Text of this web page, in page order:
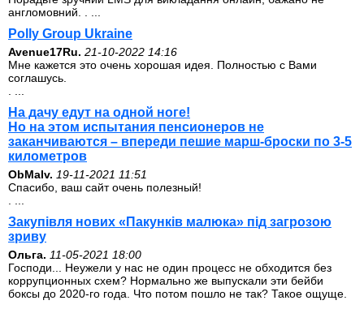
англомовний. . ...
Polly Group Ukraine
Avenue17Ru. 21-10-2022 14:16
Мне кажется это очень хорошая идея. Полностью с Вами
соглашусь.
На дачу едут на одной ноге!
Но на этом испытания пенсионеров не
заканчиваются – впереди пешие марш-броски по 3-5
километров
ОbMalv. 19-11-2021 11:51
Спасибо, ваш сайт очень полезный!
Закупівля нових «Пакунків малюка» під загрозою
зриву
Ольга. 11-05-2021 18:00
Господи... Неужели у нас не один процесс не обходится без
коррупционных схем? Нормально же выпускали эти бейби
боксы до 2020-го года. Что потом пошло не так? Такое ощуще.